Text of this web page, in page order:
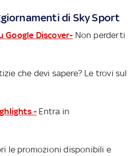
di Sky Sport
Google Discover- Non perderti
che devi sapere? Le trovi sul
- Entra in
le promozioni disponibili e